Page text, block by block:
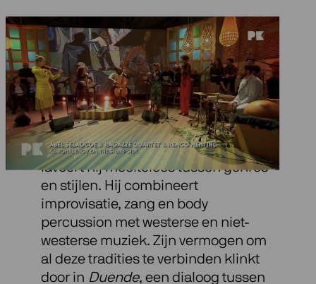
Over Duende
Abel Selaocoe denkt niet in hokjes:
klassiek geschoold, maar met sterk
doorklinkende Zuid-Afrikaanse roots
laveert hij moeiteloos tussen genres
en stijlen. Hij combineert
improvisatie, zang en body
percussion met westerse en niet-
westerse muziek. Zijn vermogen om
al deze tradities te verbinden klinkt
door in Duende, een dialoog tussen